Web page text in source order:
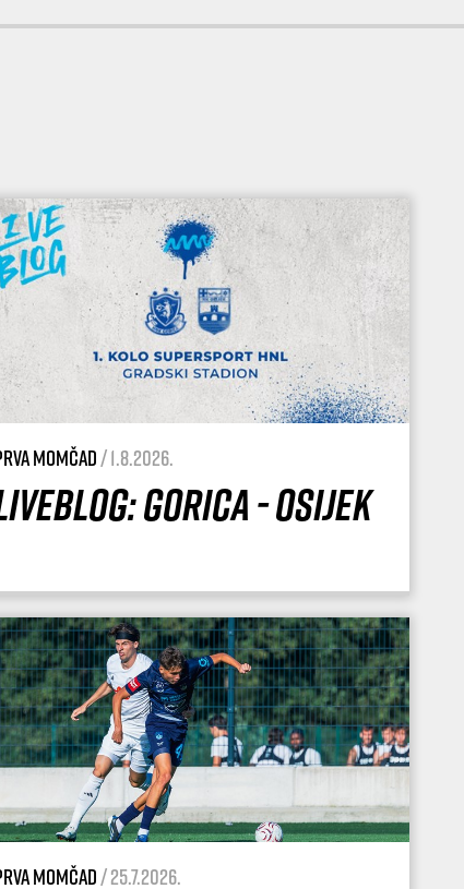
momčad/ 1.8.2026.
Gorica - Osijek
momčad/ 25.7.2026.